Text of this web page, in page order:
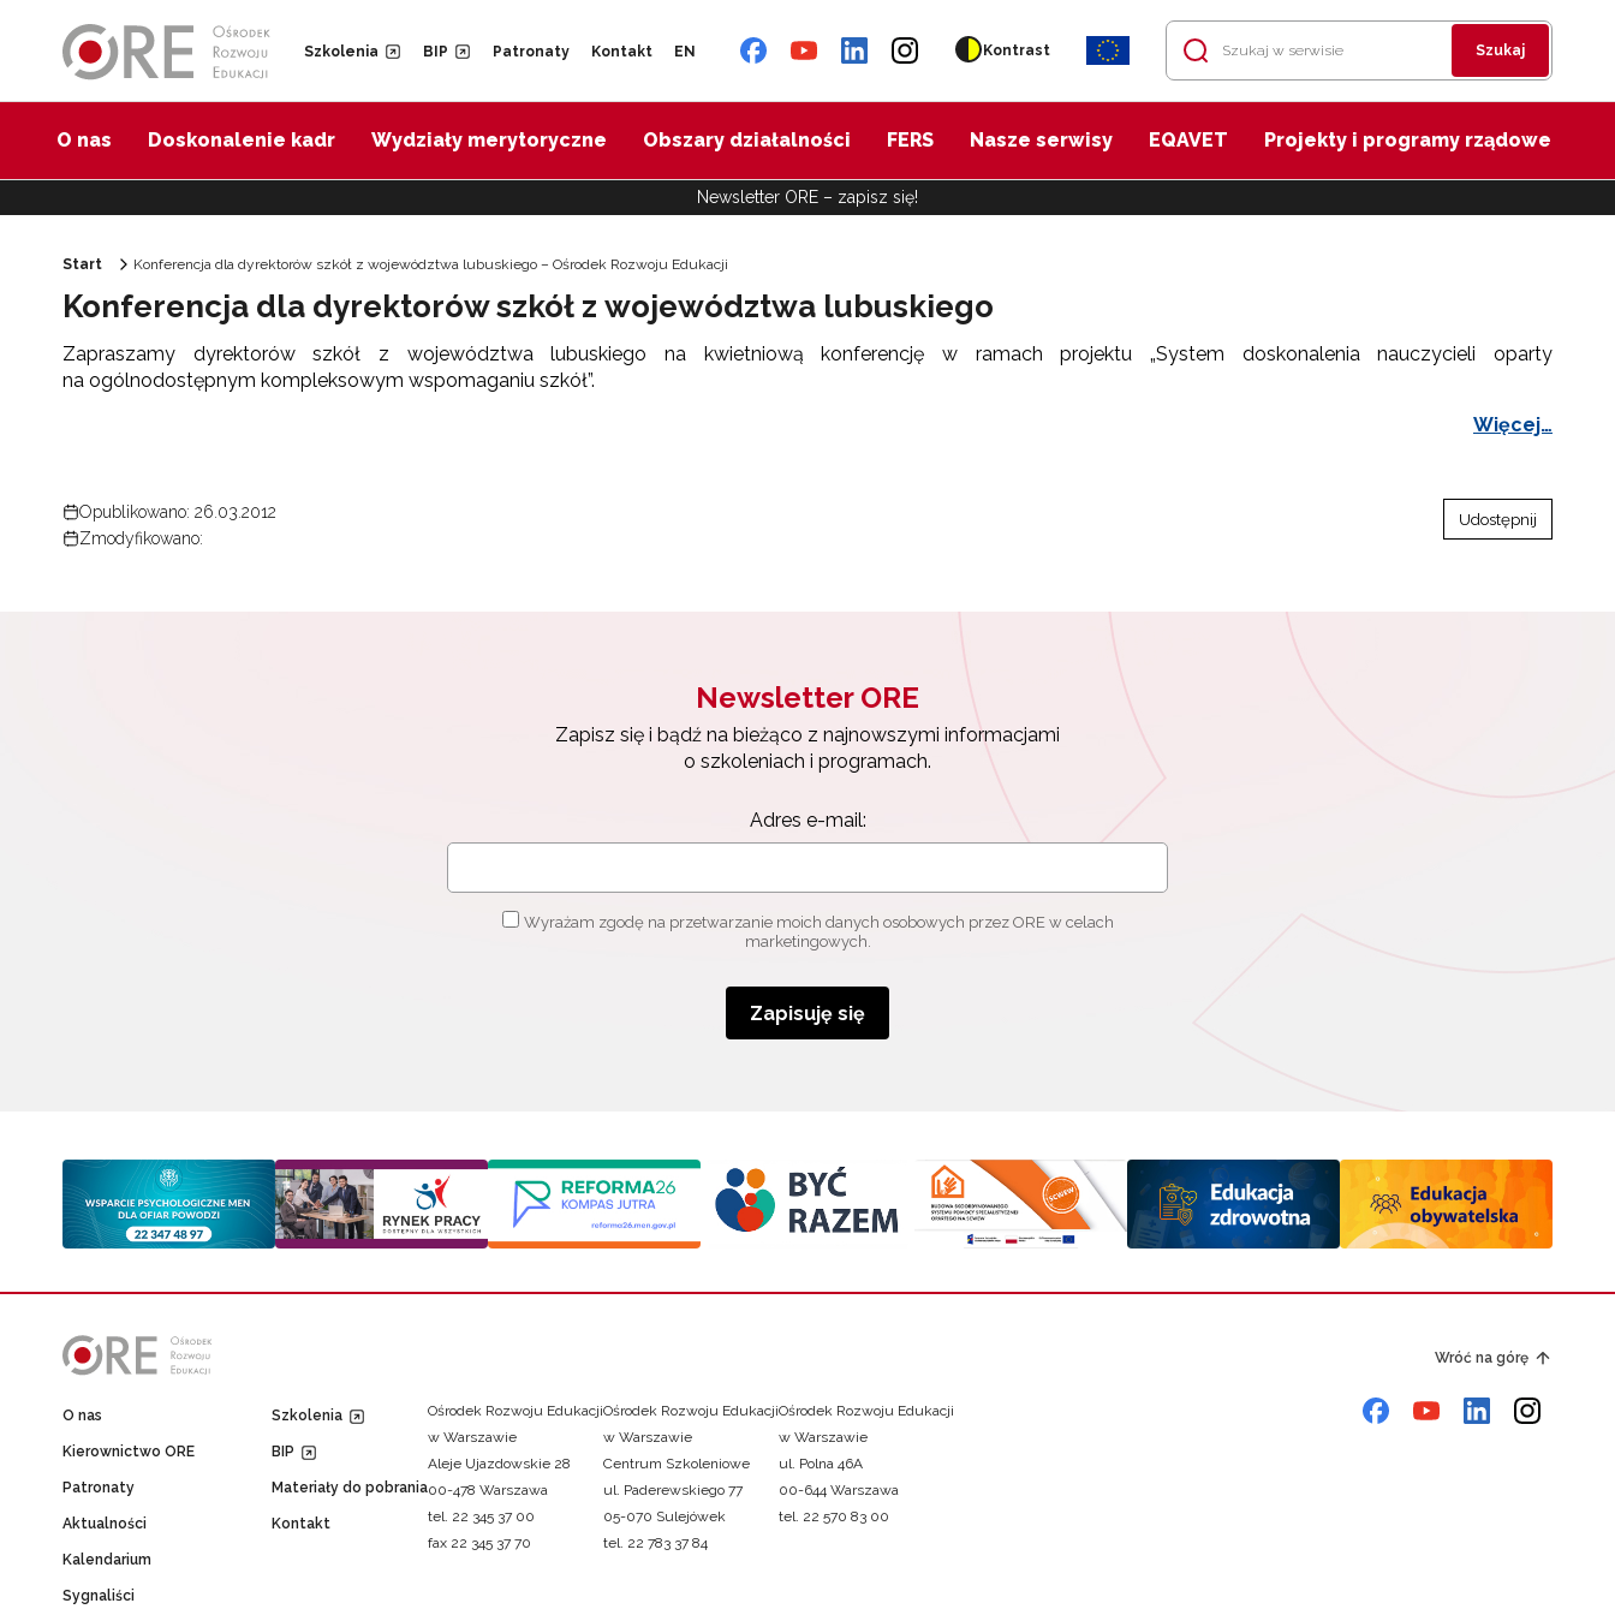
Szkolenia BIP Patronaty Kontakt EN Kontrast Szukaj
O nas Doskonalenie kadr Wydziały merytoryczne Obszary działalności FERS Nasze serwisy EQAVET Projekty i programy rządowe
Newsletter ORE – zapisz się!
Start Konferencja dla dyrektorów szkół z województwa lubuskiego – Ośrodek Rozwoju Edukacji
Konferencja dla dyrektorów szkół z województwa lubuskiego
Zapraszamy dyrektorów szkół z województwa lubuskiego na kwietniową konferencję w ramach projektu „System doskonalenia nauczycieli oparty
na ogólnodostępnym kompleksowym wspomaganiu szkół”.
Więcej…
Opublikowano: 26.03.2012
Zmodyfikowano:
Udostępnij
Newsletter ORE
Zapisz się i bądź na bieżąco z najnowszymi informacjami
o szkoleniach i programach.
Adres e-mail:
Wyrażam zgodę na przetwarzanie moich danych osobowych przez ORE w celach
marketingowych.
Zapisuję się
Wróć na górę
O nas
Kierownictwo ORE
Patronaty
Aktualności
Kalendarium
Sygnaliści
Szkolenia
BIP
Materiały do pobrania
Kontakt
Ośrodek Rozwoju Edukacji
w Warszawie
Aleje Ujazdowskie 28
00-478 Warszawa
tel. 22 345 37 00
fax 22 345 37 70
Ośrodek Rozwoju Edukacji
w Warszawie
Centrum Szkoleniowe
ul. Paderewskiego 77
05-070 Sulejówek
tel. 22 783 37 84
Ośrodek Rozwoju Edukacji
w Warszawie
ul. Polna 46A
00-644 Warszawa
tel. 22 570 83 00